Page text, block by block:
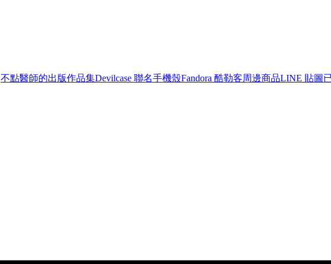
不點醫師的出版作品集Devilcase 聯名手機殼Fandora 酷勒客周邊商品LINE 貼圖